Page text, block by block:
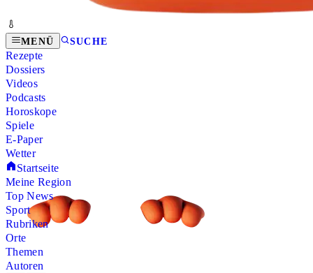
MENÜ SUCHE
Rezepte
Dossiers
Videos
Podcasts
Horoskope
Spiele
E-Paper
Wetter
Startseite
Meine Region
Top News
Sport
Rubriken
Orte
Themen
Autoren